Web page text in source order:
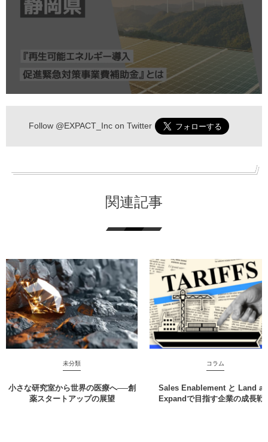
Follow @EXPACT_Incon Twitter
関連記事
未分類
小さな研究室から世界の医療へ──創
薬スタートアップの展望
コラム
Sales Enablement と Land
Expandで目指す企業の成長戦